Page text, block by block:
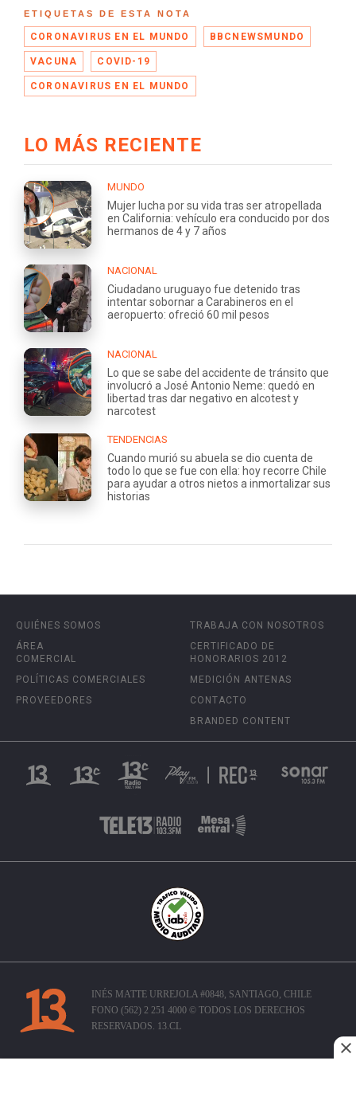
ETIQUETAS DE ESTA NOTA
CORONAVIRUS EN EL MUNDO BBCNEWSMUNDO
VACUNA COVID-19
CORONAVIRUS EN EL MUNDO
LO MÁS RECIENTE
MUNDO
Mujer lucha por su vida tras ser atropellada
en California: vehículo era conducido por dos
hermanos de 4 y 7 años
NACIONAL
Ciudadano uruguayo fue detenido tras
intentar sobornar a Carabineros en el
aeropuerto: ofreció 60 mil pesos
NACIONAL
Lo que se sabe del accidente de tránsito que
involucró a José Antonio Neme: quedó en
libertad tras dar negativo en alcotest y
narcotest
TENDENCIAS
Cuando murió su abuela se dio cuenta de
todo lo que se fue con ella: hoy recorre Chile
para ayudar a otros nietos a inmortalizar sus
historias
QUIÉNES SOMOS
ÁREA
COMERCIAL
POLÍTICAS COMERCIALES
PROVEEDORES
TRABAJA CON NOSOTROS
CERTIFICADO DE
HONORARIOS 2012
MEDICIÓN ANTENAS
CONTACTO
BRANDED CONTENT
INÉS MATTE URREJOLA #0848, SANTIAGO, CHILE
FONO (562) 2 251 4000 © TODOS LOS DERECHOS
RESERVADOS. 13.CL